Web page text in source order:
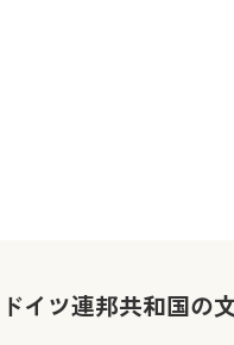
ドイツ連邦共和国の